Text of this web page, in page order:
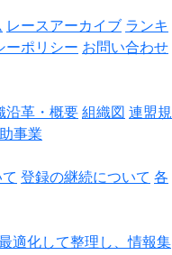
レースアーカイブ ランキ
ーポリシー お問い合わせ
沿革・概要組織図 連盟規
事業
登録の継続について 各
適化して整理し、情報集